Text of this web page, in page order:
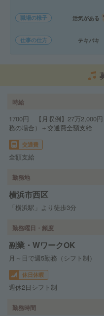
職場の様子 活気がある
仕事の仕方 テキパキ
時給
1700円 【月収例】27万2,000
務の場合）＋交通費全額支給
交通費
全額支給
勤務地
横浜市西区
「横浜駅」より徒歩3分
勤務曜日・頻度
副業・WワークOK
月～日で週5勤務（シフト制）
休日休暇
週休2日シフト制
勤務時間